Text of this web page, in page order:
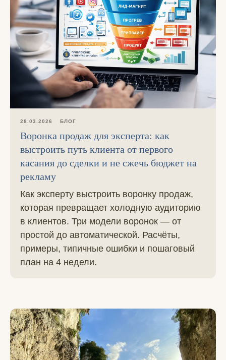
28.03.2026 БЛОГ
Воронка продаж для эксперта: как
выстроить путь клиента от первого
касания до сделки и не сжечь бюджет на
рекламу
Как эксперту выстроить воронку продаж,
которая превращает холодную аудиторию
в клиентов. Три модели воронок — от
простой до автоматической. Расчёты,
примеры, типичные ошибки и пошаговый
план на 4 недели.